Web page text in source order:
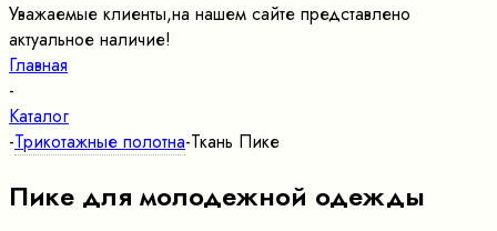
Уважаемые клиенты,на нашем сайте представлено
актуальное наличие!
Главная
-
Каталог
-Трикотажные полотна-Ткань Пике
Пике для молодежной одежды